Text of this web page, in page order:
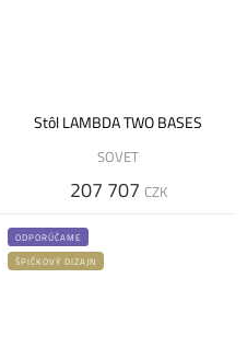
Stôl LAMBDA TWO BASES
SOVET
207 707 CZK
ODPORÚČAME
ŠPIČKOVÝ DIZAJN